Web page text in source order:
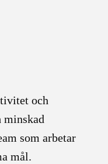
och
minskad
som arbetar
mål.